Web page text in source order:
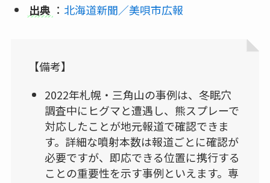
出典 ： 北海道新聞／美唄市広報
【備考】
2022年札幌・三角山の事例は、冬眠穴
調査中にヒグマと遭遇し、熊スプレーで
対応したことが地元報道で確認できま
す。詳細な噴射本数は報道ごとに確認が
必要ですが、即応できる位置に携行する
ことの重要性を示す事例といえます。専